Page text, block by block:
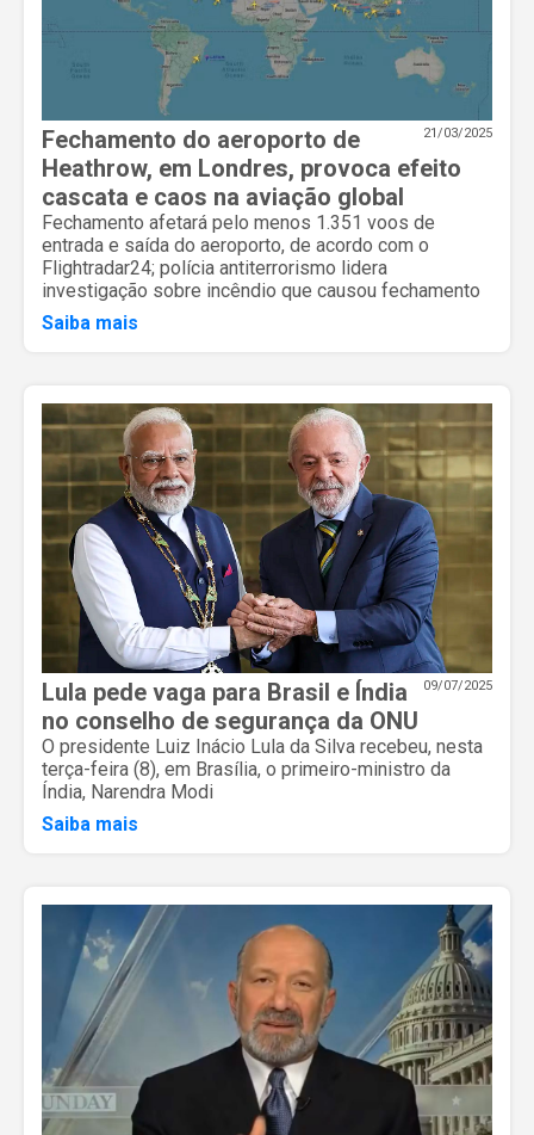
21/03/2025
Fechamento do aeroporto de
Heathrow, em Londres, provoca efeito
cascata e caos na aviação global
Fechamento afetará pelo menos 1.351 voos de
entrada e saída do aeroporto, de acordo com o
Flightradar24; polícia antiterrorismo lidera
investigação sobre incêndio que causou fechamento
Saiba mais
09/07/2025
Lula pede vaga para Brasil e Índia
no conselho de segurança da ONU
O presidente Luiz Inácio Lula da Silva recebeu, nesta
terça-feira (8), em Brasília, o primeiro-ministro da
Índia, Narendra Modi
Saiba mais